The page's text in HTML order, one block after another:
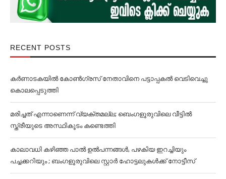
RECENT POSTS
കര്‍ണാടകയില്‍ കോണ്‍ഗ്രസ് നേതാവിനെ പട്ടാപ്പകല്‍ വെടിവെച്ചു
കൊലപ്പെടുത്തി
മരിച്ചത് എന്നാണെന്ന് വ്യക്തമല്ല; ബെംഗളൂരുവിലെ വീട്ടില്‍
സ്ത്രീയുടെ അസ്ഥികൂടം കണ്ടെത്തി
കാലാവധി കഴിഞ്ഞ പാല്‍ ഉല്‍പന്നങ്ങള്‍, പഴകിയ ഇറച്ചിയും
പച്ചക്കറിയും ; ബംഗളൂരുവിലെ സ്റ്റാര്‍ ഹോട്ടലുകള്‍ക്ക് നോട്ടീസ്